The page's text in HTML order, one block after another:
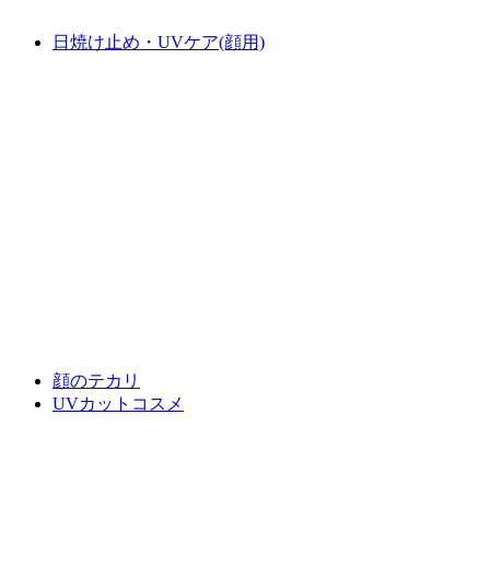
日焼け止め・UVケア(顔用)
顔のテカリ
UVカットコスメ